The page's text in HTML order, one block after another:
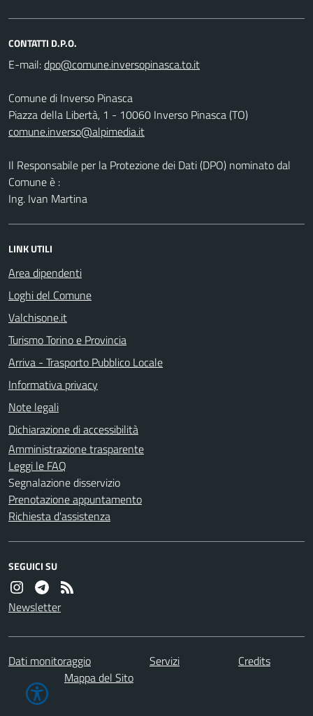
CONTATTI D.P.O.
E-mail:
Comune di Inverso Pinasca
Piazza della Libertà, 1 - 10060 Inverso Pinasca (TO)
comune.inverso@alpimedia.it
Il Responsabile per la Protezione dei Dati (DPO) nominato dal
Comune è :
Ing. Ivan Martina
LINK UTILI
Area dipendenti
Loghi del Comune
Valchisone.it
Turismo Torino e Provincia
Arriva - Trasporto Pubblico Locale
Informativa privacy
Note legali
Dichiarazione di accessibilità
Amministrazione trasparente
Leggi le FAQ
Segnalazione disservizio
Prenotazione appuntamento
Richiesta d'assistenza
SEGUICI SU
Newsletter
Dati monitoraggio Servizi
Credits
Mappa del Sito